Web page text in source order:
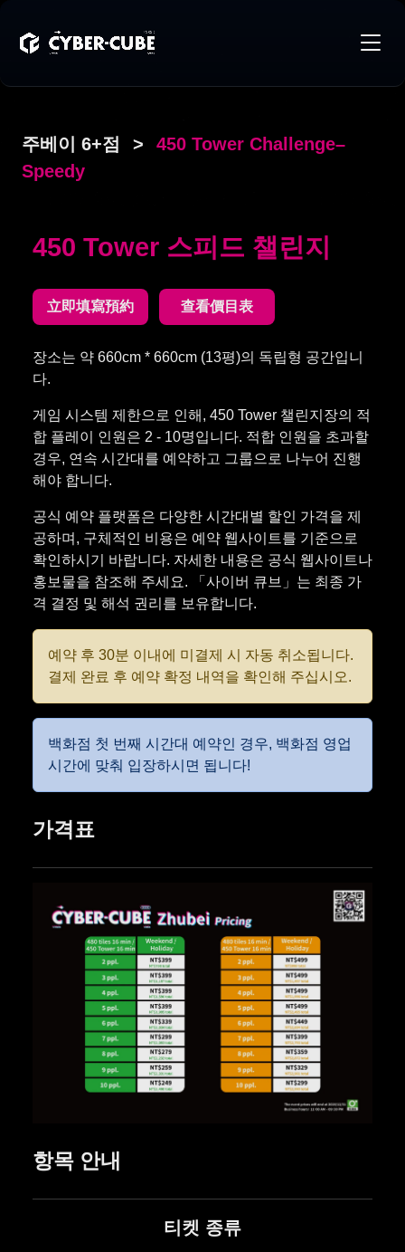
주베이 6+점 >
450 Tower Challenge–
Speedy
450 Tower 스피드 챌린지
立即填寫預約 查看價目表
장소는 약 660cm * 660cm (13평)의 독립형 공간입니
다.
게임 시스템 제한으로 인해, 450 Tower 챌린지장의 적
합 플레이 인원은 2 - 10명입니다. 적합 인원을 초과할
경우, 연속 시간대를 예약하고 그룹으로 나누어 진행
해야 합니다.
공식 예약 플랫폼은 다양한 시간대별 할인 가격을 제
공하며, 구체적인 비용은 예약 웹사이트를 기준으로
확인하시기 바랍니다. 자세한 내용은 공식 웹사이트나
홍보물을 참조해 주세요. 「사이버 큐브」는 최종 가
격 결정 및 해석 권리를 보유합니다.
예약 후 30분 이내에 미결제 시 자동 취소됩니다.
결제 완료 후 예약 확정 내역을 확인해 주십시오.
백화점 첫 번째 시간대 예약인 경우, 백화점 영업
시간에 맞춰 입장하시면 됩니다!
가격표
항목 안내
티켓 종류